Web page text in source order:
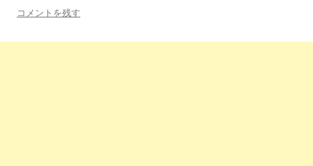
コメントを残す